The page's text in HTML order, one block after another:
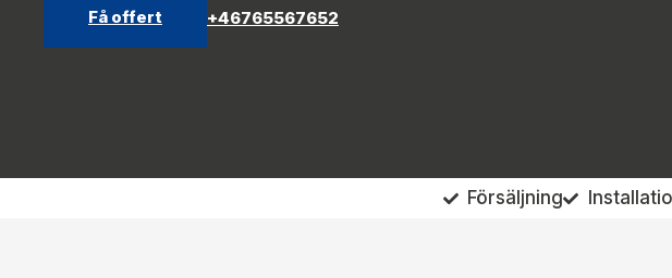
Få offert +46765567652
Försäljning